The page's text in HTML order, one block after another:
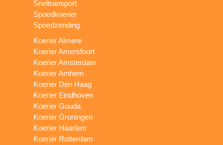
Sneltransport
Spoedkoerier
Spoedzending
Koerier Almere
Koerier Amersfoort
Koerier Amsterdam
Koerier Arnhem
Koerier Den Haag
Koerier Eindhoven
Koerier Gouda
Koerier Groningen
Koerier Haarlem
Koerier Rotterdam